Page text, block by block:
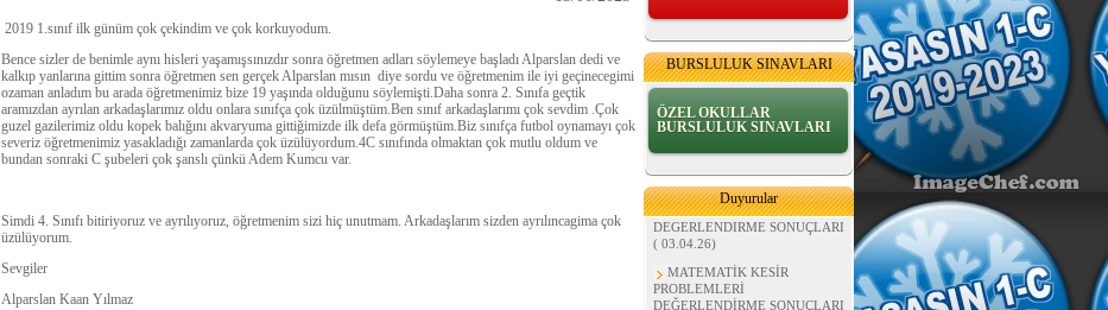
2019 1.sınıf ilk günüm çok çekindim ve çok korkuyodum.
Bence sizler de benimle aynı hisleri yaşamışsınızdır sonra öğretmen adları söylemeye başladı Alparslan dedi ve
kalkıp yanlarına gittim sonra öğretmen sen gerçek Alparslan mısın diye sordu ve öğretmenim ile iyi geçinecegimi
ozaman anladım bu arada öğretmenimiz bize 19 yaşında olduğunu söylemişti.Daha sonra 2. Sınıfa geçtik
aramızdan ayrılan arkadaşlarımız oldu onlara sınıfça çok üzülmüştüm.Ben sınıf arkadaşlarımı çok sevdim .Çok
guzel gazilerimiz oldu kopek balığını akvaryuma gittiğimizde ilk defa görmüştüm.Biz sınıfça futbol oynamayı çok
severiz öğretmenimiz yasakladığı zamanlarda çok üzülüyordum.4C sınıfında olmaktan çok mutlu oldum ve
bundan sonraki C şubeleri çok şanslı çünkü Adem Kumcu var.
Simdi 4. Sınıfı bitiriyoruz ve ayrılıyoruz, öğretmenim sizi hiç unutmam. Arkadaşlarım sizden ayrılıncagima çok
üzülüyorum.
Sevgiler
Alparslan Kaan Yılmaz
BURSLULUK SINAVLARI
ÖZEL OKULLAR
BURSLULUK SINAVLARI
Duyurular
MATEMATİK SAATLER
DEĞERLENDİRME SONUÇLARI
( 03.04.26)
MATEMATİK KESİR
PROBLEMLERİ
DEĞERLENDİRME SONUÇLARI
(02.03.26)